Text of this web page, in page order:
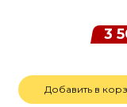
3
Добавить в